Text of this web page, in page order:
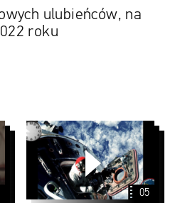
ulubieńców, na
roku
Lądowanie
na
Księżycu
05